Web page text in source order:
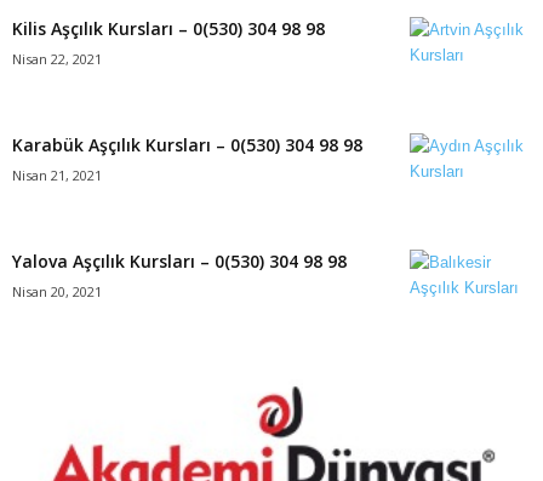
Kilis Aşçılık Kursları – 0(530) 304 98 98
Nisan 22, 2021
Karabük Aşçılık Kursları – 0(530) 304 98 98
Nisan 21, 2021
Yalova Aşçılık Kursları – 0(530) 304 98 98
Nisan 20, 2021